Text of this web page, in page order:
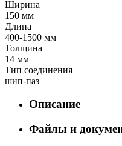
Ширина
150 мм
Длина
400-1500 мм
Толщина
14 мм
Тип соединения
шип-паз
Описание
Файлы и